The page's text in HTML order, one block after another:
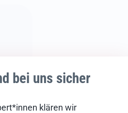
bei uns sicher
klären wir